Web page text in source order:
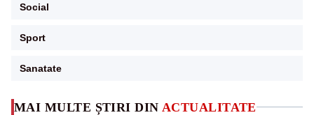
MAI MULTE ȘTIRI DIN ACTUALITATE
Social
Sport
Sanatate